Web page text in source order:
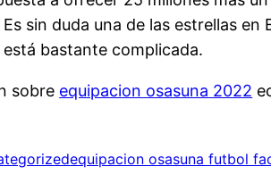
Es sin duda una de las estrellas
está bastante complicada.
sobre equipacion osasuna 2022
equipacion osasuna futbol